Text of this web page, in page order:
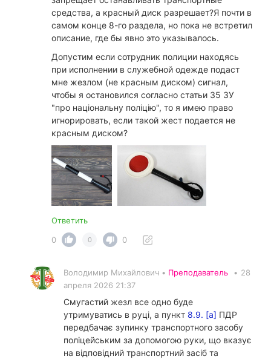
средства, а красный диск разрешает?Я почти в
самом конце 8-го раздела, но пока не встретил
описание, где бы явно это указывалось.
Допустим если сотрудник полиции находясь
при исполнении в служебной одежде подаст
мне жезлом (не красным диском) сигнал,
чтобы я остановился согласно статьи 35 ЗУ
"про національну поліцію", то я имею право
игнорировать, если такой жест подается не
красным диском?
Ответить
0
0 0
Володимир Михайлович • Преподаватель • 28
апреля 2026 21:37
Смугастий жезл все одно буде
утримуватись в руці, а пункт 8.9. [а] ПДР
передбачає зупинку транспортного засобу
поліцейським за допомогою руки, що вказує
на відповідний транспортний засіб та